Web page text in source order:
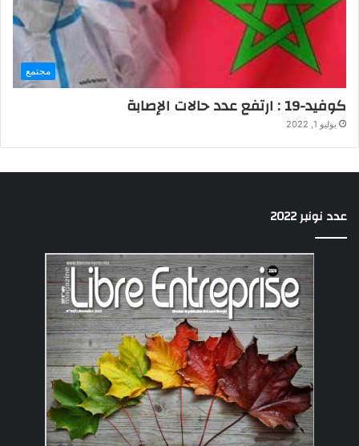
مجتمع
كوفيد-19 : ارتفع عدد حالات الإصابة
يوليو 1, 2022
عدد نونبر 2022